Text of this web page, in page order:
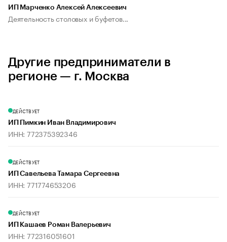
ИП Марченко Алексей Алексеевич
Деятельность столовых и буфетов...
Другие предприниматели в
регионе — г. Москва
ДЕЙСТВУЕТ
ИП Пимкин Иван Владимирович
ИНН: 772375392346
ДЕЙСТВУЕТ
ИП Савельева Тамара Сергеевна
ИНН: 771774653206
ДЕЙСТВУЕТ
ИП Кашаев Роман Валерьевич
ИНН: 772316051601